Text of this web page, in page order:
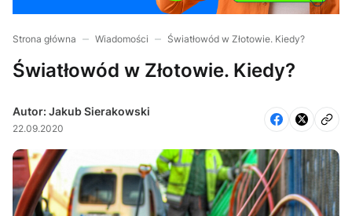
Strona główna Wiadomości Światłowód w Złotowie. Kiedy?
Światłowód w Złotowie. Kiedy?
Autor: Jakub Sierakowski
22.09.2020